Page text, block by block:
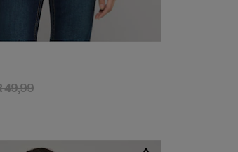
44,99
49,99Actieprijs: EUR 49,99